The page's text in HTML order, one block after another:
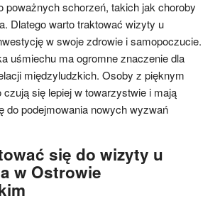
poważnych schorzeń, takich jak choroby
Dlatego warto traktować wizyty u
w swoje zdrowie i samopoczucie.
uśmiechu ma ogromne znaczenie dla
międzyludzkich. Osoby z pięknym
się lepiej w towarzystwie i mają
do podejmowania nowych wyzwań
się do wizyty u
w Ostrowie